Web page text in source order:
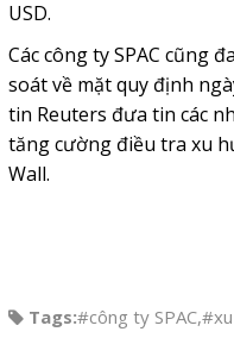
USD.
Các công ty SPAC cũng
soát về mặt quy định
tin Reuters đưa tin các
tăng cường điều tra xu
Wall.
Tags:#công ty SPAC,